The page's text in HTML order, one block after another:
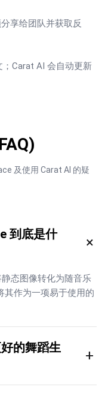
享给团队并获取反
Carat AI 会自动更新
及使用 Carat AI 的疑
到底是什
×
静态图像转化为随音乐
其作为一项易于使用的
的舞蹈生
+